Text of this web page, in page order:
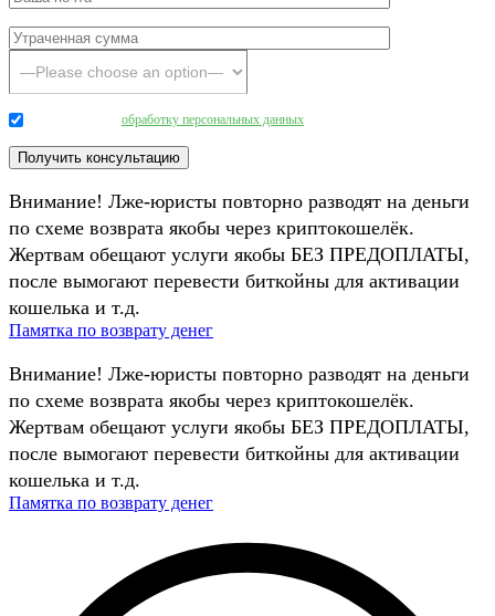
обработку персональных данных
Внимание! Лже-юристы повторно разводят на деньги
по схеме возврата якобы через криптокошелёк.
Жертвам обещают услуги якобы БЕЗ ПРЕДОПЛАТЫ,
после вымогают перевести биткойны для активации
кошелька и т.д.
Памятка по возврату денег
Внимание! Лже-юристы повторно разводят на деньги
по схеме возврата якобы через криптокошелёк.
Жертвам обещают услуги якобы БЕЗ ПРЕДОПЛАТЫ,
после вымогают перевести биткойны для активации
кошелька и т.д.
Памятка по возврату денег